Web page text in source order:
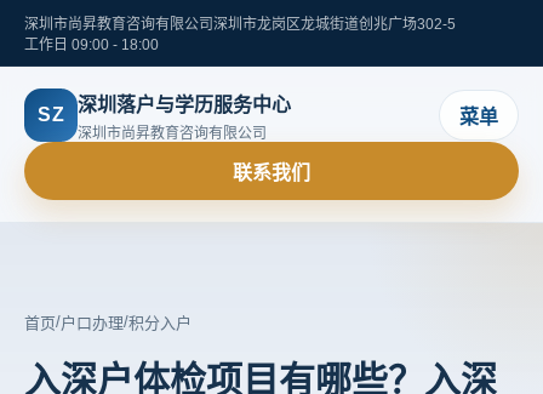
深圳市尚昇教育咨询有限公司 深圳市龙岗区龙城街道创兆广场302-5
工作日 09:00 - 18:00
SZ 深圳落户与学历服务中心
深圳市尚昇教育咨询有限公司
菜单
联系我们
首页/户口办理/积分入户
入深户体检项目有哪些？入深